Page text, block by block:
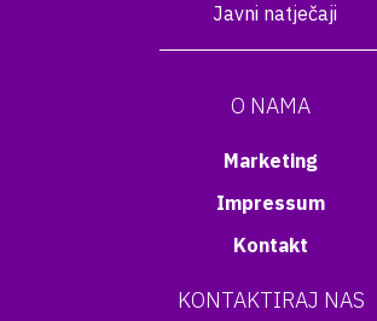
Javni natječaji
O NAMA
Marketing
Impressum
Kontakt
KONTAKTIRAJ NAS